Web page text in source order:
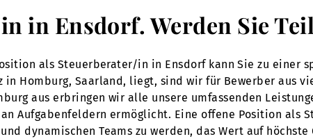
in Ensdorf. Werden Sie
als Steuerberater/in in Ensdorf kann Sie zu einer
in Homburg, Saarland, liegt, sind wir für Bewerber aus
aus erbringen wir alle unsere umfassenden
Aufgabenfeldern ermöglicht. Eine offene Position als
dynamischen Teams zu werden, das Wert auf